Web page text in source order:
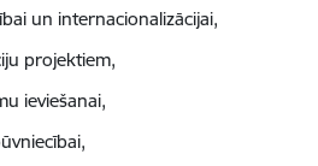
un internacionalizācijai,
projektiem,
ieviešanai,